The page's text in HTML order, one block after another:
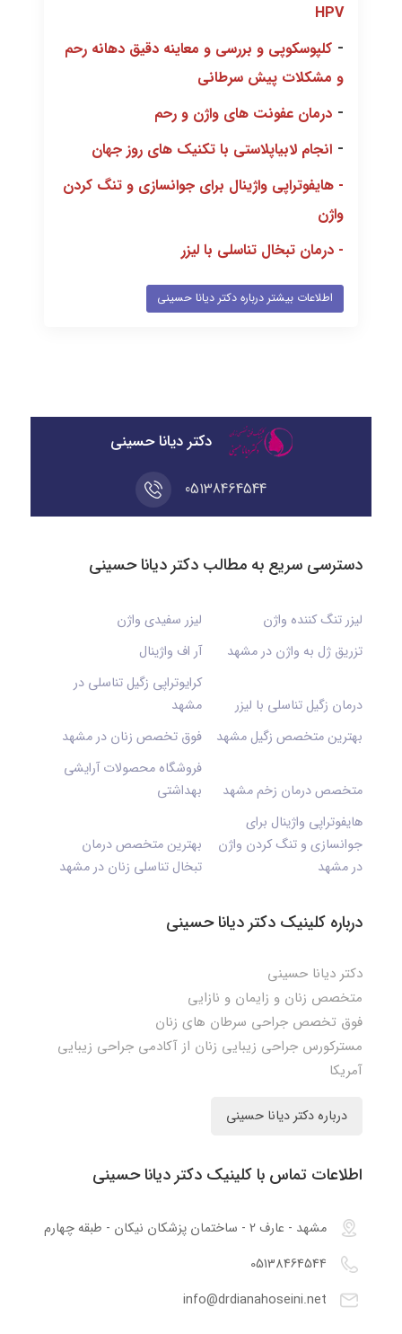
HPV
- کلپوسکوپی و بررسی و معاینه دقیق دهانه رحم
و مشکلات پیش سرطانی
- درمان عفونت های واژن و رحم
- انجام لابیاپلاستی با تکنیک های روز جهان
- هایفوتراپی واژینال برای جوانسازی و تنگ کردن
واژن
- درمان تبخال تناسلی با لیزر
اطلاعات بیشتر درباره دکتر دیانا حسینی
دکتر دیانا حسینی
05138464544
دسترسی سریع به مطالب دکتر دیانا حسینی
لیزر تنگ کننده واژن
لیزر سفیدی واژن
تزریق ژل به واژن در مشهد
آر اف واژینال
درمان زگیل تناسلی با لیزر
کرایوتراپی زگیل تناسلی در
مشهد
بهترین متخصص زگیل مشهد
فوق تخصص زنان در مشهد
متخصص درمان زخم مشهد
فروشگاه محصولات آرایشی
بهداشتی
هایفوتراپی واژینال برای
جوانسازی و تنگ کردن واژن
در مشهد
بهترین متخصص درمان
تبخال تناسلی زنان در مشهد
درباره کلینیک دکتر دیانا حسینی
دکتر دیانا حسینی
متخصص زنان و زایمان و نازایی
فوق تخصص جراحی سرطان های زنان
مسترکورس جراحی زیبایی زنان از آکادمی جراحی زیبایی
آمریکا
درباره دکتر دیانا حسینی
اطلاعات تماس با کلینیک دکتر دیانا حسینی
مشهد - عارف 2 - ساختمان پزشکان نیکان - طبقه چهارم
05138464544
info@drdianahoseini.net